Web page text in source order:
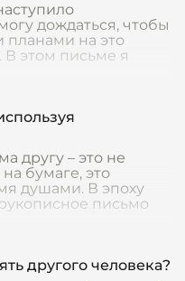
дождаться, чтобы
планами на это
В этом письме я
другу – это не
бумаге, это
душами. В эпоху
письмо
другого человека?